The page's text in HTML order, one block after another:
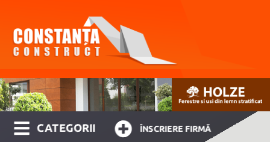
CATEGORII ÎNSCRIERE FIRMĂ